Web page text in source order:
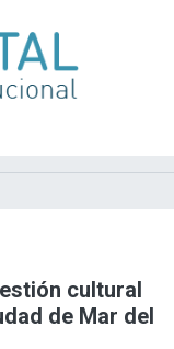
cultural
de Mar del